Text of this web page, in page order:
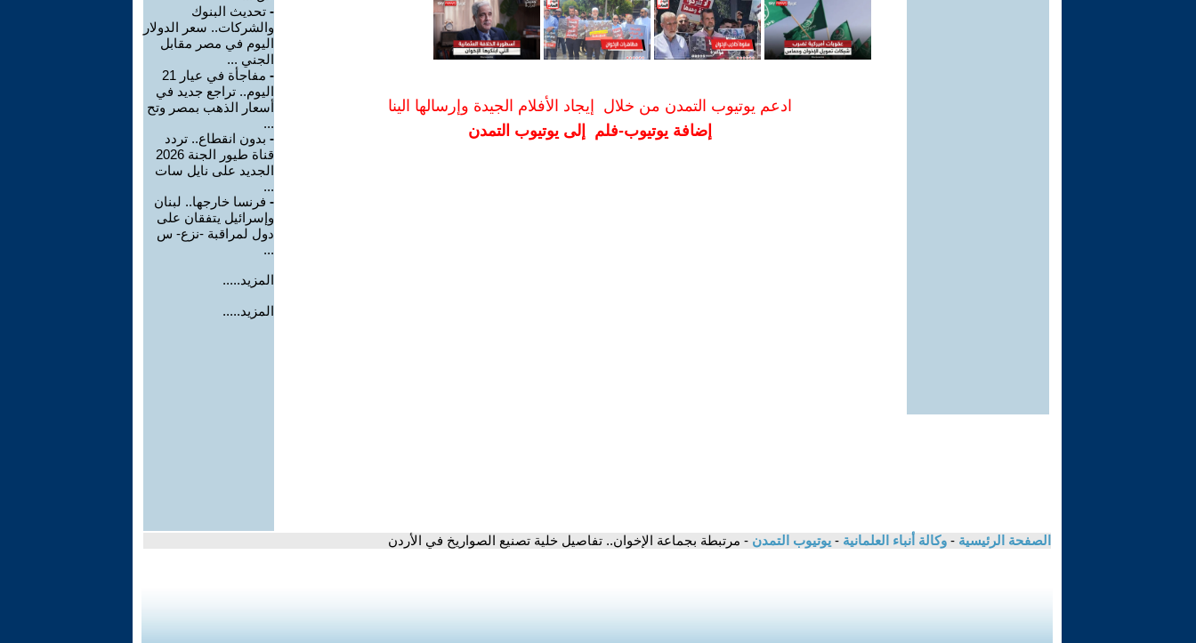
ادعم يوتيوب التمدن من خلال إيجاد الأفلام الجيدة وإرسالها الينا
إضافة يوتيوب-فلم إلى يوتيوب التمدن
- تحديث البنوك
والشركات.. سعر الدولار
اليوم في مصر مقابل
الجني ...
-
مفاجأة في عيار 21
اليوم.. تراجع جديد في
أسعار الذهب بمصر وتح
...
- بدون انقطاع.. تردد
قناة طيور الجنة 2026
الجديد على نايل سات
...
- فرنسا خارجها.. لبنان
وإسرائيل يتفقان على
دول لمراقبة -نزع- س
...
المزيد.....
المزيد.....
الصفحة الرئيسية - وكالة أنباء العلمانية - يوتيوب التمدن - مرتبطة بجماعة الإخوان.. تفاصيل خلية تصنيع الصواريخ في الأردن